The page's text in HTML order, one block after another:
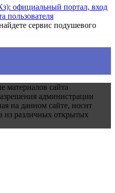
официальный портал, вход
пользователя
сервис подушевого
материалов сайта
администрации
на данном сайте, носит
из различных открытых